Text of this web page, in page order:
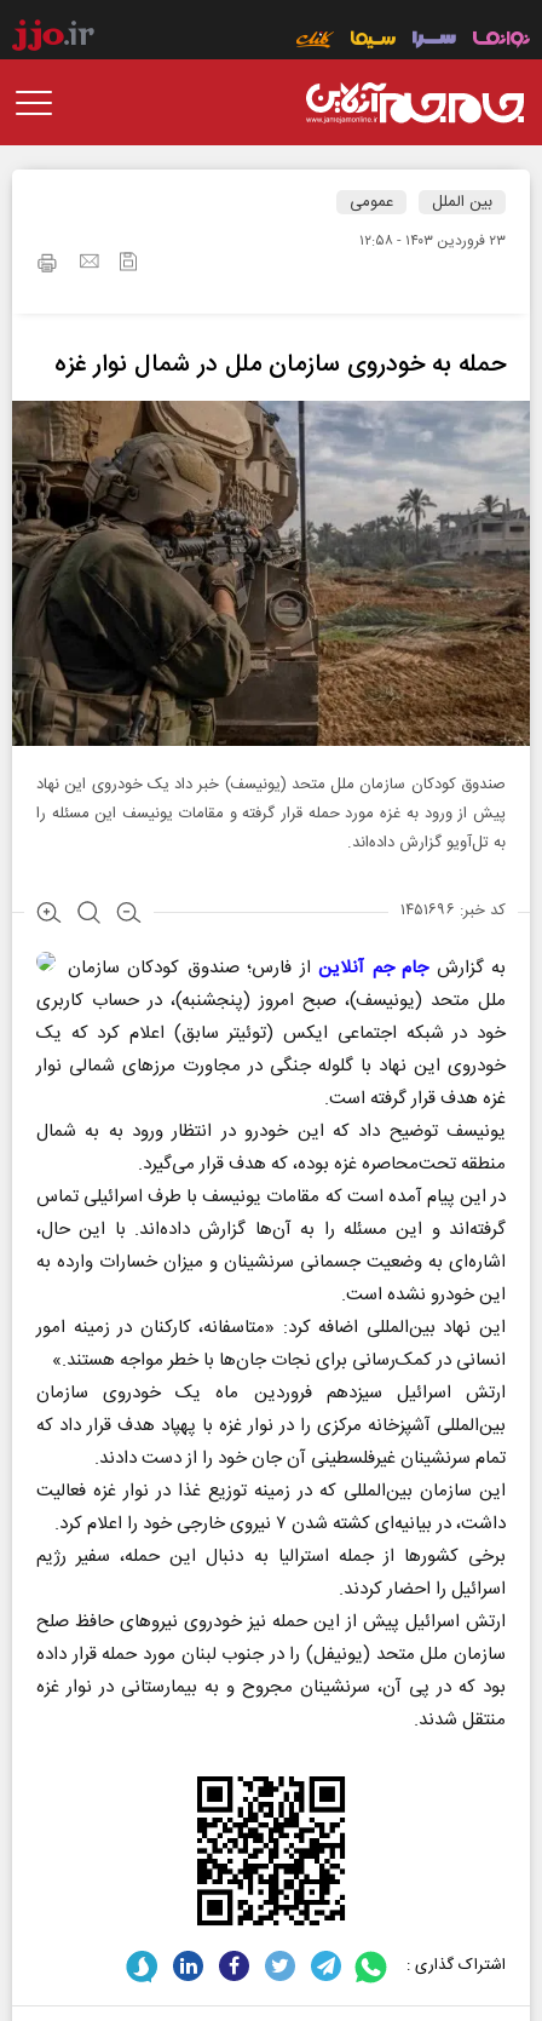
بین الملل عمومی
۲۳ فروردين ۱۴۰۳ - ۱۲:۵۸
حمله به خودروی سازمان ملل در شمال نوار غزه
صندوق کودکان سازمان ملل متحد (یونیسف) خبر داد یک خودروی این نهاد
پیش از ورود به غزه مورد حمله قرار گرفته و مقامات یونیسف این مسئله را
به تل‌آویو گزارش داده‌اند.
کد خبر: ۱۴۵۱۶۹۶
به گزارشجام جم آنلایناز فارس؛ صندوق کودکان سازمان
ملل متحد (یونیسف)، صبح امروز (پنجشنبه)، در حساب کاربری
خود در شبکه اجتماعی ایکس (توئیتر سابق) اعلام کرد که یک
خودروی این نهاد با گلوله جنگی در مجاورت مرز‌های شمالی نوار
غزه هدف قرار گرفته است.
یونیسف توضیح داد که این خودرو در انتظار ورود به به شمال
منطقه تحت‌محاصره غزه بوده، که هدف قرار می‌گیرد.
در این پیام آمده است که مقامات یونیسف با طرف اسرائیلی تماس
گرفته‌اند و این مسئله را به آن‌ها گزارش داده‌اند. با این حال،
اشاره‌ای به وضعیت جسمانی سرنشینان و میزان خسارات وارده به
این خودرو نشده است.
این نهاد بین‌المللی اضافه کرد: «متاسفانه، کارکنان در زمینه امور
انسانی در کمک‌رسانی برای نجات جان‌ها با خطر مواجه هستند.»
ارتش اسرائیل سیزدهم فروردین ماه یک خودروی سازمان
بین‌المللی آشپزخانه مرکزی را در نوار غزه با پهپاد هدف قرار داد که
تمام سرنشینان غیرفلسطینی آن جان خود را از دست دادند.
این سازمان بین‌المللی که در زمینه توزیع غذا در نوار غزه فعالیت
داشت، در بیانیه‌ای کشته شدن ۷ نیروی خارجی خود را اعلام کرد.
برخی کشور‌ها از جمله استرالیا به دنبال این حمله، سفیر رژیم
اسرائیل را احضار کردند.
ارتش اسرائیل پیش از این حمله نیز خودروی نیرو‌های حافظ صلح
سازمان ملل متحد (یونیفل) را در جنوب لبنان مورد حمله قرار داده
بود که در پی آن، سرنشینان مجروح و به بیمارستانی در نوار غزه
منتقل شدند.
اشتراک گذاری :